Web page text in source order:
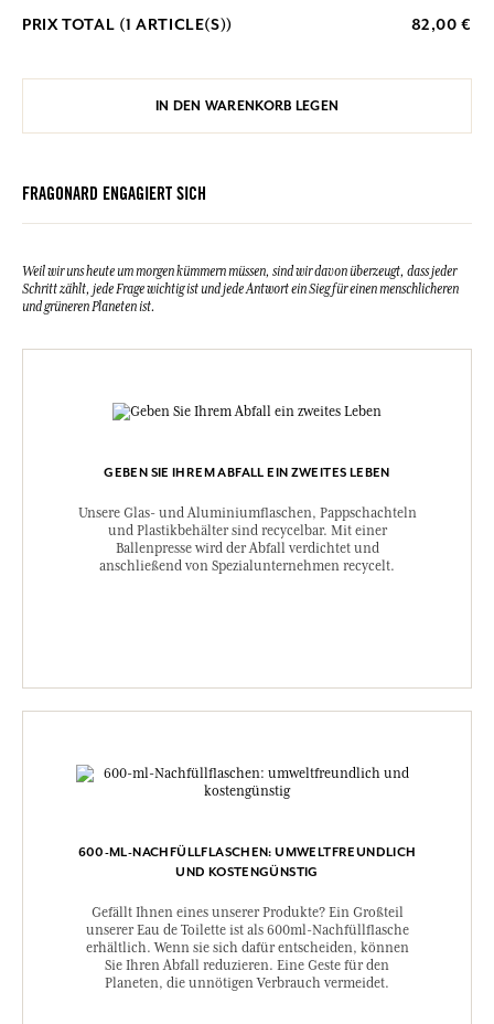
PRIX TOTAL (1 ARTICLE(S)) 82,00 €
IN DEN WARENKORB LEGEN
FRAGONARD ENGAGIERT SICH
Weil wir uns heute um morgen kümmern müssen, sind wir davon überzeugt, dass jeder
Schritt zählt, jede Frage wichtig ist und jede Antwort ein Sieg für einen menschlicheren
und grüneren Planeten ist.
GEBEN SIE IHREM ABFALL EIN ZWEITES LEBEN
Unsere Glas- und Aluminiumflaschen, Pappschachteln
und Plastikbehälter sind recycelbar. Mit einer
Ballenpresse wird der Abfall verdichtet und
anschließend von Spezialunternehmen recycelt.
600-ML-NACHFÜLLFLASCHEN: UMWELTFREUNDLICH
UND KOSTENGÜNSTIG
Gefällt Ihnen eines unserer Produkte? Ein Großteil
unserer Eau de Toilette ist als 600ml-Nachfüllflasche
erhältlich. Wenn sie sich dafür entscheiden, können
Sie Ihren Abfall reduzieren. Eine Geste für den
Planeten, die unnötigen Verbrauch vermeidet.